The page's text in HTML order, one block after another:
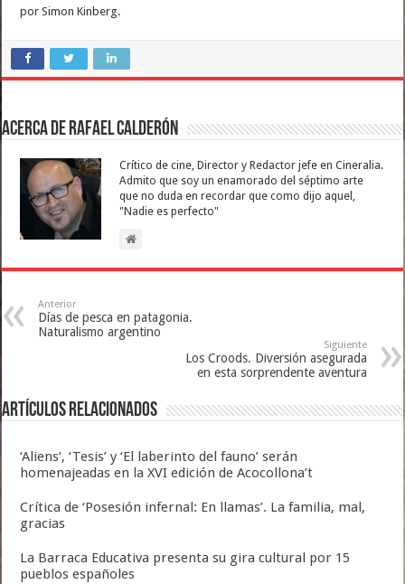
por Simon Kinberg.
Acerca de Rafael Calderón
Crítico de cine, Director y Redactor jefe en Cineralia.
Admito que soy un enamorado del séptimo arte
que no duda en recordar que como dijo aquel,
"Nadie es perfecto"
Anterior
Días de pesca en patagonia.
Naturalismo argentino
Siguiente
Los Croods. Diversión asegurada
en esta sorprendente aventura
Artículos relacionados
‘Aliens’, ‘Tesis’ y ‘El laberinto del fauno’ serán
homenajeadas en la XVI edición de Acocollona’t
Crítica de ‘Posesión infernal: En llamas’. La familia, mal,
gracias
La Barraca Educativa presenta su gira cultural por 15
pueblos españoles